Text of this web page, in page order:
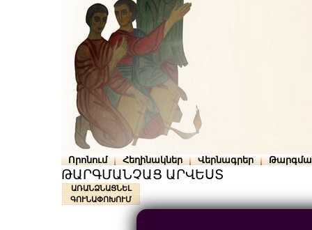
Որոնում Հեղինակներ Վերնագրեր
ԹԱՐԳՄԱՆՉԱՑ ԱՐՎԵՍՏ
ԱՌԱՆՁՆԱՑՆԵԼ
ԳՈՒՆԱՓՈԽՈՒՄ